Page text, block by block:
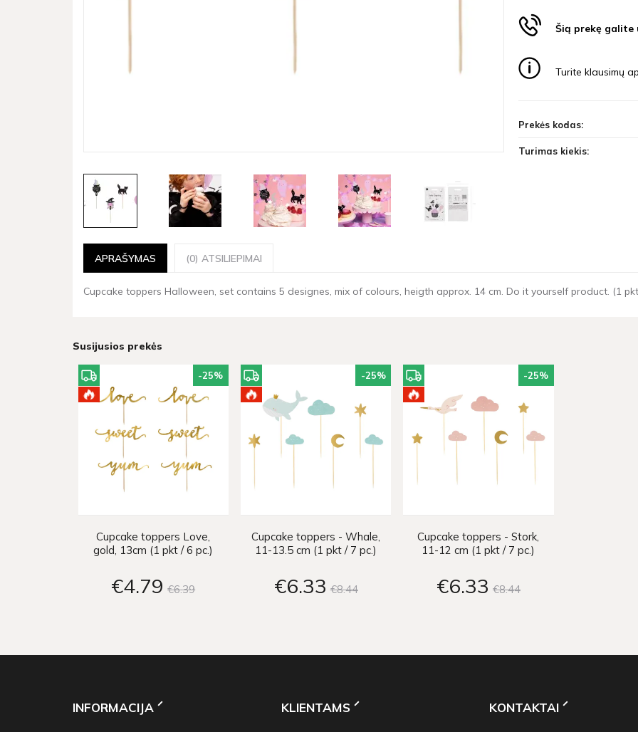
Šią prekę
Turite klausimų
Prekės kodas:
Turimas kiekis:
APRAŠYMAS (0) ATSILIEPIMAI
Cupcake toppers Halloween, set contains 5 designes, mix of colours, heigth approx. 14 cm. Do it yourself product. (1
Susijusios prekės
-25%
Cupcake toppers Love,
gold, 13cm (1 pkt / 6 pc.)
€4 79 €639
-25%
Cupcake toppers - Whale,
11-13.5 cm (1 pkt / 7 pc.)
€6 33 €844
-25%
Cupcake toppers - Stork,
11-12 cm (1 pkt / 7 pc.)
€6 33 €844
INFORMACIJA KLIENTAMS KONTAKTAI